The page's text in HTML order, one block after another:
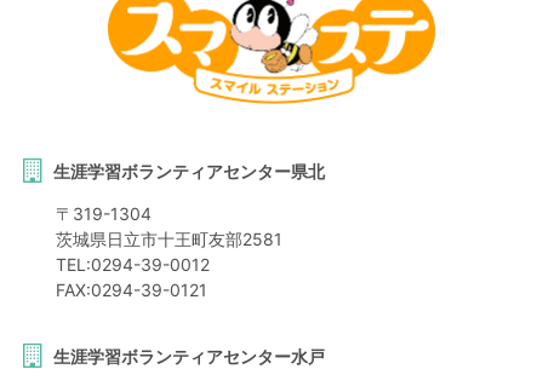
生涯学習ボランティアセンター県北
〒 319-1304
茨城県日立市十王町友部2581
TEL:0294-39-0012
FAX:0294-39-0121
生涯学習ボランティアセンター水戸